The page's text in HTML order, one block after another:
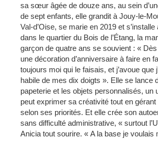
sa sœur âgée de douze ans, au sein
de sept enfants, elle grandit à Jouy-le-
Val-d’Oise, se marie en 2019 et s’installe
dans le quartier du Bois de l’Étang, la
garçon de quatre ans se souvient : « Dès
une décoration d’anniversaire à faire en
toujours moi qui le faisais, et j’avoue que
habile de mes dix doigts ». Elle se lance
papeterie et les objets personnalisés, un
peut exprimer sa créativité tout en
selon ses priorités. Et elle crée son
sans difficulté administrative, « surtout
Anicia tout sourire. « A la base je voulais